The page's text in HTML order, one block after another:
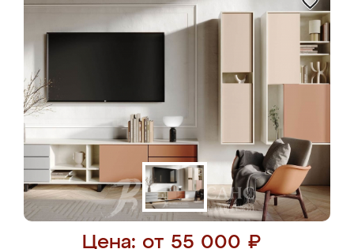
Цена: от 55 000 ₽